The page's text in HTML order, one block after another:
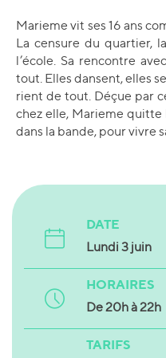
Marieme vit ses 16 ans
La censure du quartier,
l’école. Sa rencontre
tout. Elles dansent, elles
rient de tout. Déçue par
chez elle, Marieme
dans la bande, pour vivre
DATE
Lundi 3 juin
HORAIRES
De 20h à 22h
TARIFS